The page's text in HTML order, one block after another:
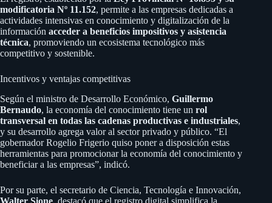
modificatoria Nº 11.152, permite a las empresas dedicadas a
actividades intensivas en conocimiento y digitalización de la
información acceder a beneficios impositivos y asistencia
técnica, promoviendo un ecosistema tecnológico más
competitivo y sostenible.
Incentivos y ventajas competitivas
Según el ministro de Desarrollo Económico, Guillermo
Bernaudo, la economía del conocimiento tiene un rol
transversal en todas las cadenas productivas e industriales,
y su desarrollo agrega valor al sector privado y público. “El
gobernador Rogelio Frigerio quiso poner a disposición estas
herramientas para promocionar la economía del conocimiento y
beneficiar a las empresas”, indicó.
Por su parte, el secretario de Ciencia, Tecnología e Innovación,
Walter Sione, destacó que el registro digital simplifica la